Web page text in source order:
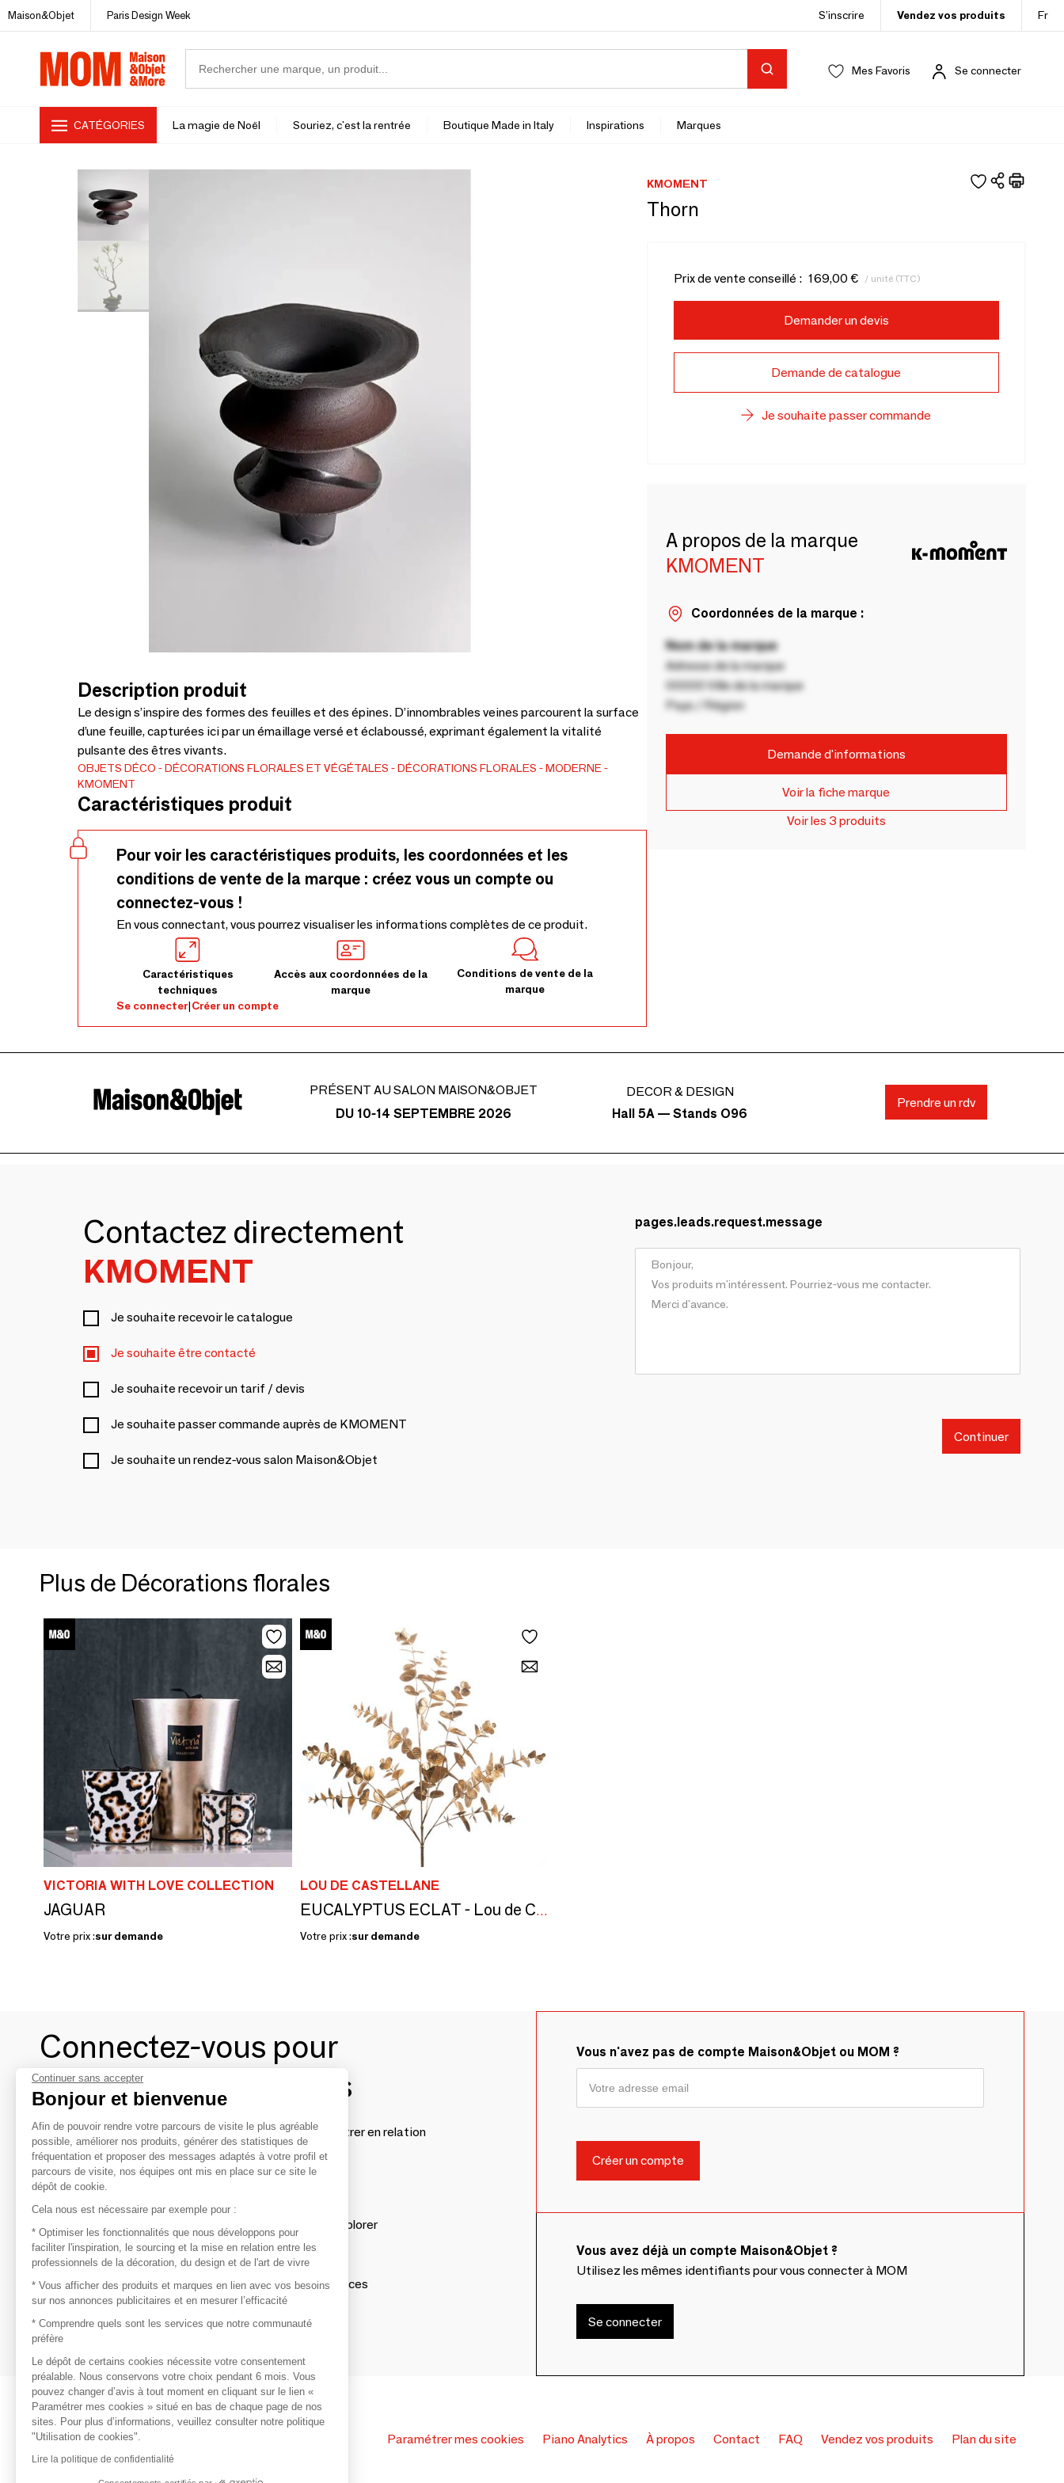
Maison&Objet Paris Design Week S’inscrire Vendez vos produits Fr
Mes Favoris Se connecter
CATÉGORIES La magie de Noël Souriez, c'est la rentrée Boutique Made in Italy Inspirations Marques
Description produit
Le design s’inspire des formes des feuilles et des épines. D’innombrables veines parcourent la surface
d’une feuille, capturées ici par un émaillage versé et éclaboussé, exprimant également la vitalité
pulsante des êtres vivants.
OBJETS DÉCO DÉCORATIONS FLORALES ET VÉGÉTALES DÉCORATIONS FLORALES
MODERNE
KMOMENT
Caractéristiques produit
Pour voir les caractéristiques produits, les coordonnées et les
conditions de vente de la marque : créez vous un compte ou
connectez-vous !
En vous connectant, vous pourrez visualiser les informations complètes de ce produit.
Caractéristiques
techniques
Accès aux coordonnées de la
marque
Conditions de vente de la
marque
Se connecter|Créer un compte
KMOMENT
Thorn
Prix de vente conseillé : 169,00 € / unité (TTC)
Demander un devis
Demande de catalogue
Je souhaite passer commande
A propos de la marque
KMOMENT
Coordonnées de la marque :
Nom de la marque
Adresse de la marque
00000 Ville de la marque
Pays / Région
Demande d'informations
Voir la fiche marque
Voir les 3 produits
PRÉSENT AU SALON MAISON&OBJET
DU 10-14 SEPTEMBRE 2026
DECOR & DESIGN
Hall 5A — Stands O96
Prendre un rdv
Contactez directement
KMOMENT
Je souhaite recevoir le catalogue
Je souhaite être contacté
Je souhaite recevoir un tarif / devis
Je souhaite passer commande auprès de KMOMENT
Je souhaite un rendez-vous salon Maison&Objet
pages.leads.request.message
Continuer
Plus de Décorations florales
VICTORIA WITH LOVE COLLECTION
JAGUAR
Votre prix :sur demande
LOU DE CASTELLANE
EUCALYPTUS ECLAT - Lou de Castellane - Fleurs artificielles
Votre prix :sur demande
Connectez-vous pour
contacter les marques
Afin de profiter au mieux de l'expérience MOM et de rentrer en relation
avec vos marques préférées, créez-vous un compte.
Découvrir
Les produits de milliers de fournisseurs à explorer
S'inspirer
Inspiration et sélections de produits tendances
Contacter
Vous n'avez pas de compte Maison&Objet ou MOM ?
Vous avez déjà un compte Maison&Objet ?
Utilisez les mêmes identifiants pour vous connecter à MOM
Se connecter
Paramétrer mes cookies Piano Analytics À propos Contact FAQ Vendez vos produits Plan du site
Continuer sans accepter
Bonjour et bienvenue
Afin de pouvoir rendre votre parcours de visite le plus agréable
possible, améliorer nos produits, générer des statistiques de
fréquentation et proposer des messages adaptés à votre profil et
parcours de visite, nos équipes ont mis en place sur ce site le
dépôt de cookie.
Cela nous est nécessaire par exemple pour :
* Optimiser les fonctionnalités que nous développons pour
faciliter l'inspiration, le sourcing et la mise en relation entre les
professionnels de la décoration, du design et de l'art de vivre
* Vous afficher des produits et marques en lien avec vos besoins
sur nos annonces publicitaires et en mesurer l’efficacité
* Comprendre quels sont les services que notre communauté
préfère
Le dépôt de certains cookies nécessite votre consentement
préalable. Nous conservons votre choix pendant 6 mois. Vous
pouvez changer d’avis à tout moment en cliquant sur le lien «
Paramétrer mes cookies » situé en bas de chaque page de nos
sites. Pour plus d’informations, veuillez consulter notre politique
"Utilisation de cookies".
Lire la politique de confidentialité